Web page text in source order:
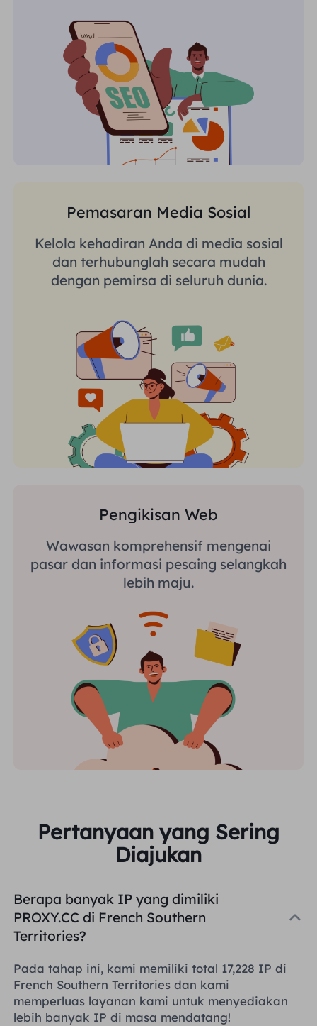
Pemasaran Media Sosial
Kelola kehadiran Anda di media sosial
dan terhubunglah secara mudah
dengan pemirsa di seluruh dunia.
Pengikisan Web
Wawasan komprehensif mengenai
pasar dan informasi pesaing selangkah
lebih maju.
Pertanyaan yang Sering
Diajukan
Berapa banyak IP yang dimiliki
PROXY.CC di French Southern
Territories?
Pada tahap ini, kami memiliki total 17,228 IP di
French Southern Territories dan kami
memperluas layanan kami untuk menyediakan
lebih banyak IP di masa mendatang!